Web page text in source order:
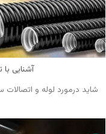
آشنایی
شاید درمورد لوله و اتصالات